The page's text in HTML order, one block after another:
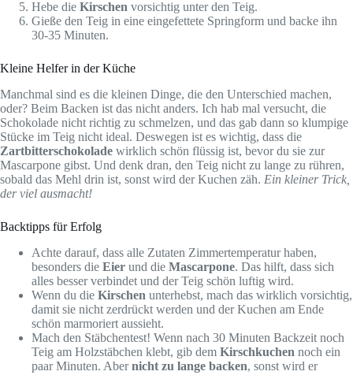
Hebe die Kirschen vorsichtig unter den Teig.
Gieße den Teig in eine eingefettete Springform und backe ihn
30-35 Minuten.
Kleine Helfer in der Küche
Manchmal sind es die kleinen Dinge, die den Unterschied machen,
oder? Beim Backen ist das nicht anders. Ich hab mal versucht, die
Schokolade nicht richtig zu schmelzen, und das gab dann so klumpige
Stücke im Teig nicht ideal. Deswegen ist es wichtig, dass die
Zartbitterschokolade wirklich schön flüssig ist, bevor du sie zur
Mascarpone gibst. Und denk dran, den Teig nicht zu lange zu rühren,
sobald das Mehl drin ist, sonst wird der Kuchen zäh. Ein kleiner Trick,
der viel ausmacht!
Backtipps für Erfolg
Achte darauf, dass alle Zutaten Zimmertemperatur haben,
besonders die Eier und die Mascarpone. Das hilft, dass sich
alles besser verbindet und der Teig schön luftig wird.
Wenn du die Kirschen unterhebst, mach das wirklich vorsichtig,
damit sie nicht zerdrückt werden und der Kuchen am Ende
schön marmoriert aussieht.
Mach den Stäbchentest! Wenn nach 30 Minuten Backzeit noch
Teig am Holzstäbchen klebt, gib dem Kirschkuchen noch ein
paar Minuten. Abernicht zu lange backen, sonst wird er